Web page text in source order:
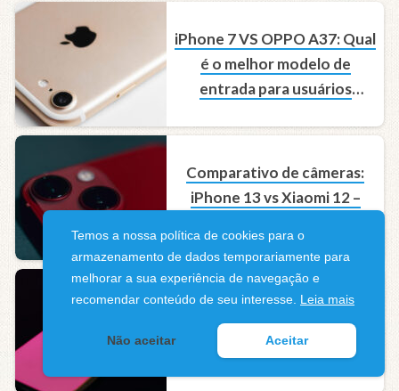
iPhone 7 VS OPPO A37: Qual
é o melhor modelo de
entrada para usuários
Comparativo de câmeras:
iPhone 13 vs Xiaomi 12 –
Comparação de câmeras:
iPhone 13 vs Nokia X20 –
Qual é o melhor?
Temos a nossa política de cookies para o
armazenamento de dados temporariamente para
melhorar a sua experiência de navegação e
recomendar conteúdo de seu interesse. Leia mais
Não aceitar Aceitar